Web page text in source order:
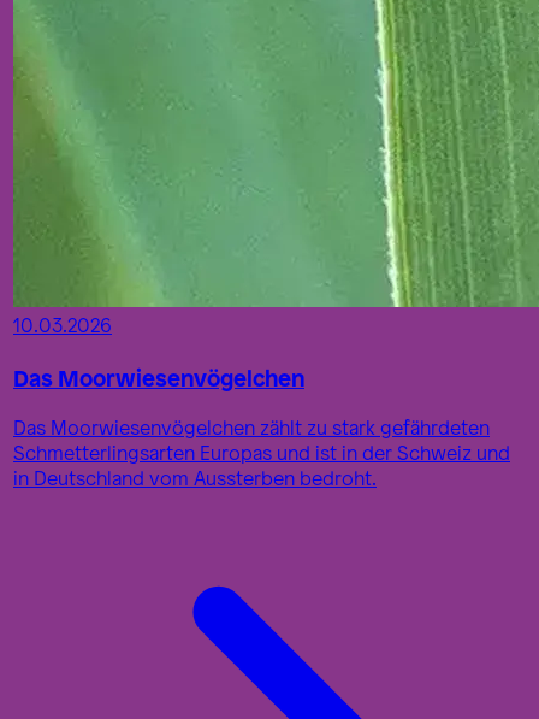
10.03.2026
Das Moorwiesenvögelchen
Das Moorwiesenvögelchen zählt zu stark gefährdeten
Schmetterlingsarten Europas und ist in der Schweiz und
in Deutschland vom Aussterben bedroht.